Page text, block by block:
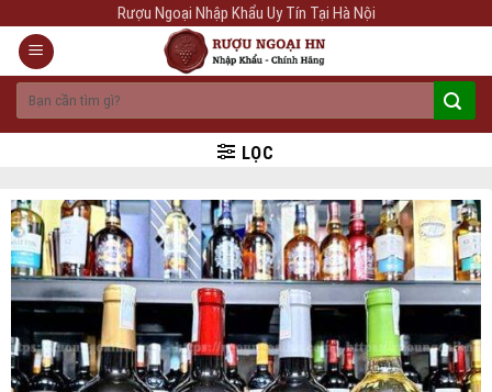
content
Rượu Ngoại Nhập Khẩu Uy Tín Tại Hà Nội
kiếm:
LỌC